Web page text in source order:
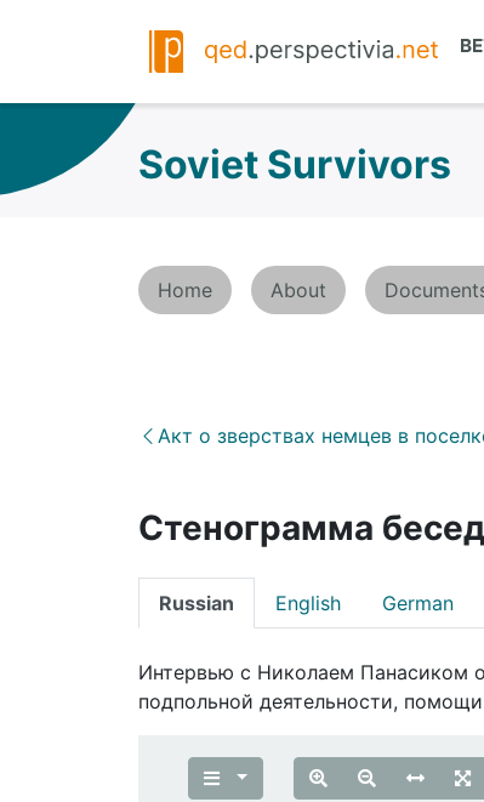
Soviet Survivors
Home About
Акт о зверствах немцев в
Стенограмма
Russian English German
Интервью с Николаем Панасиком
подпольной деятельности,